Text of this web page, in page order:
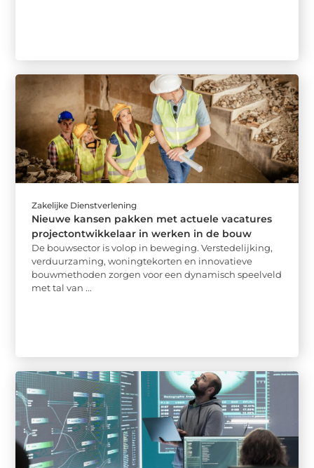
Zakelijke Dienstverlening
Nieuwe kansen pakken met actuele vacatures
projectontwikkelaar in werken in de bouw
De bouwsector is volop in beweging. Verstedelijking,
verduurzaming, woningtekorten en innovatieve
bouwmethoden zorgen voor een dynamisch speelveld
met tal van ...